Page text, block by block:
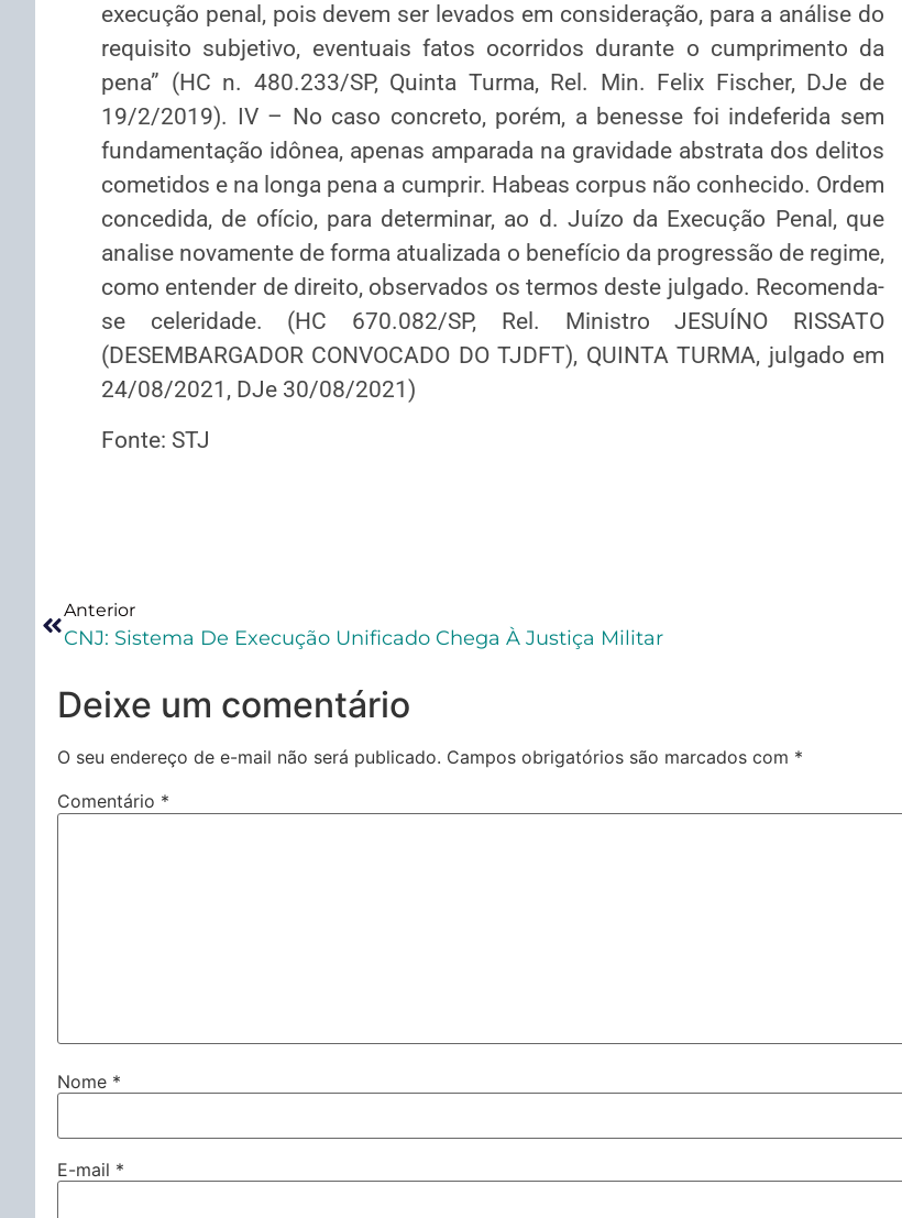
execução penal, pois devem ser levados em consideração, para a análise do
requisito subjetivo, eventuais fatos ocorridos durante o cumprimento da
pena” (HC n. 480.233/SP, Quinta Turma, Rel. Min. Felix Fischer, DJe de
19/2/2019). IV – No caso concreto, porém, a benesse foi indeferida sem
fundamentação idônea, apenas amparada na gravidade abstrata dos delitos
cometidos e na longa pena a cumprir. Habeas corpus não conhecido. Ordem
concedida, de ofício, para determinar, ao d. Juízo da Execução Penal, que
analise novamente de forma atualizada o benefício da progressão de regime,
como entender de direito, observados os termos deste julgado. Recomenda-
se celeridade. (HC 670.082/SP, Rel. Ministro JESUÍNO RISSATO
(DESEMBARGADOR CONVOCADO DO TJDFT), QUINTA TURMA, julgado em
24/08/2021, DJe 30/08/2021)
Fonte: STJ
Anterior
CNJ: Sistema De Execução Unificado Chega À Justiça Militar
Deixe um comentário
O seu endereço de e-mail não será publicado. Campos obrigatórios são marcados com *
Comentário *
Nome *
E-mail *